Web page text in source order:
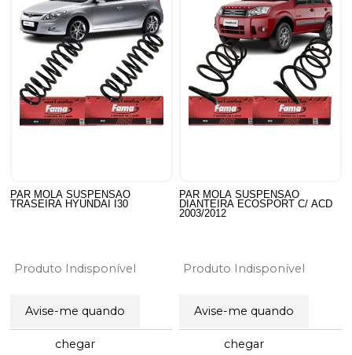
PAR MOLA SUSPENSAO
TRASEIRA HYUNDAI I30
Produto Indisponível
Avise-me quando
chegar
PAR MOLA SUSPENSAO
DIANTEIRA ECOSPORT C/ ACD
2003/2012
Produto Indisponível
Avise-me quando
chegar